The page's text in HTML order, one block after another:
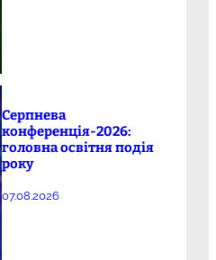
Серпнева
конференція-2026:
головна освітня подія
року
07.08.2026